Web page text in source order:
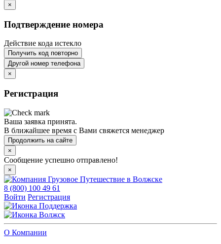
×
Подтверждение номера
Действие кода истекло
Получить код повторно
Другой номер телефона
×
Регистрация
Ваша заявка принята.
В ближайшее время с Вами свяжется менеджер
Продолжить на сайте
×
Сообщение успешно отправлено!
×
8 (800) 100 49 61
Войти Регистрация
Поддержка
Волжск
О Компании